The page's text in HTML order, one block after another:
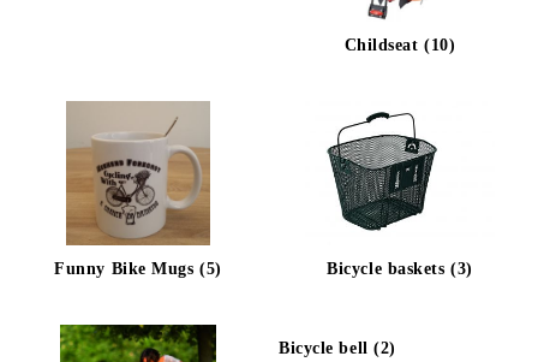
Childseat (10)
Funny Bike Mugs (5) Bicycle baskets (3)
Bicycle bell (2)